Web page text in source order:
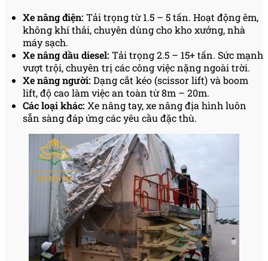
Xe nâng điện: Tải trọng từ 1.5 – 5 tấn. Hoạt động êm,
không khí thải, chuyên dùng cho kho xưởng, nhà
máy sạch.
Xe nâng dầu diesel: Tải trọng 2.5 – 15+ tấn. Sức mạnh
vượt trội, chuyên trị các công việc nặng ngoài trời.
Xe nâng người: Dạng cắt kéo (scissor lift) và boom
lift, độ cao làm việc an toàn từ 8m – 20m.
Các loại khác: Xe nâng tay, xe nâng địa hình luôn
sẵn sàng đáp ứng các yêu cầu đặc thù.